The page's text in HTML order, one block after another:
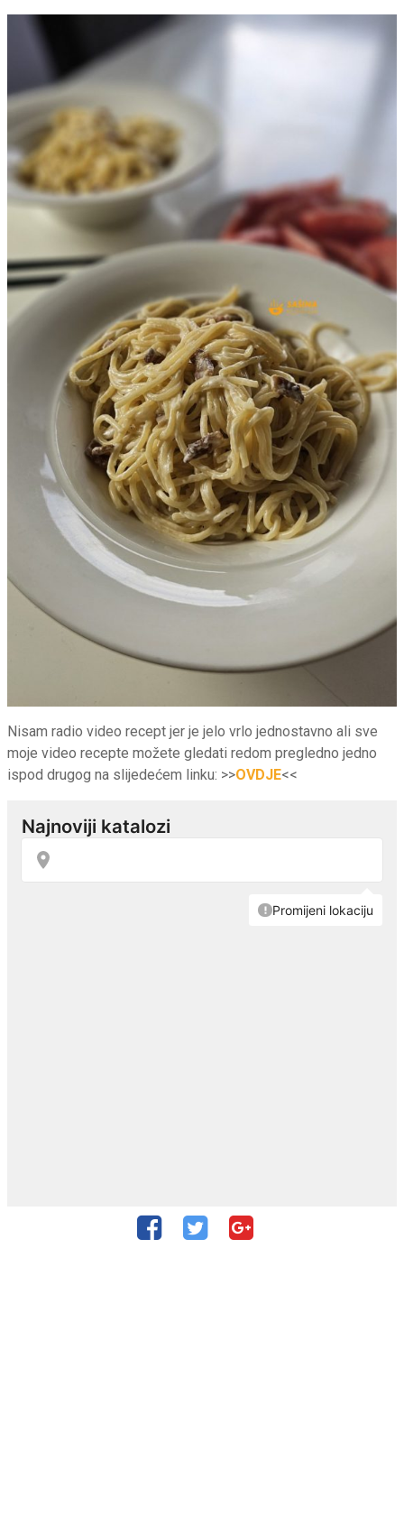
Nisam radio video recept jer je jelo vrlo jednostavno ali sve
moje video recepte možete gledati redom pregledno jedno
ispod drugog na slijedećem linku: >>OVDJE<<